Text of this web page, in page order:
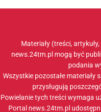
Materiały (treści,
news.24tm.pl mogą być
podania
Wszystkie pozostałe
przysługują
Powielanie tych treści wymaga
Portal news.24tm.pl